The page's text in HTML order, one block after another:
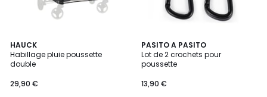
HAUCK
Habillage pluie poussette
double
29,90 €
PASITO A PASITO
Lot de 2 crochets pour
poussette
13,90 €
3
Couleurs